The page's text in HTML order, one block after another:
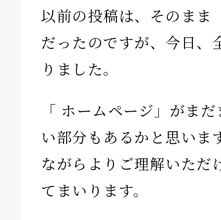
以前の投稿は、そのまま
だったのですが、今日、
りました。
「 ホームページ」がま
い部分もあるかと思いま
ながらよりご理解いただ
てまいります。